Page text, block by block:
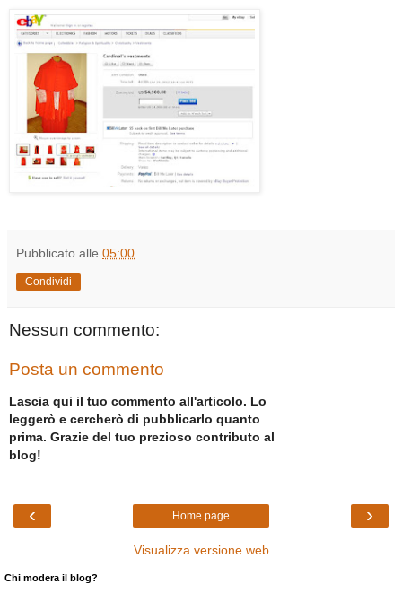
Pubblicato alle 05:00
Condividi
Nessun commento:
Posta un commento
Lascia qui il tuo commento all'articolo. Lo
leggerò e cercherò di pubblicarlo quanto
prima. Grazie del tuo prezioso contributo al
blog!
‹ ›
Home page
Visualizza versione web
Chi modera il blog?